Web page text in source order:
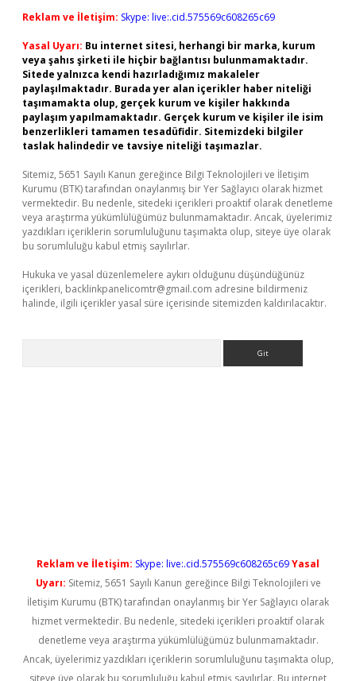
Reklam ve İletişim: Skype: live:.cid.575569c608265c69
Yasal Uyarı: Bu internet sitesi, herhangi bir marka, kurum
veya şahıs şirketi ile hiçbir bağlantısı bulunmamaktadır.
Sitede yalnızca kendi hazırladığımız makaleler
paylaşılmaktadır. Burada yer alan içerikler haber niteliği
taşımamakta olup, gerçek kurum ve kişiler hakkında
paylaşım yapılmamaktadır. Gerçek kurum ve kişiler ile isim
benzerlikleri tamamen tesadüfidir. Sitemizdeki bilgiler
taslak halindedir ve tavsiye niteliği taşımazlar.
Sitemiz, 5651 Sayılı Kanun gereğince Bilgi Teknolojileri ve İletişim
Kurumu (BTK) tarafından onaylanmış bir Yer Sağlayıcı olarak hizmet
vermektedir. Bu nedenle, sitedeki içerikleri proaktif olarak denetleme
veya araştırma yükümlülüğümüz bulunmamaktadır. Ancak, üyelerimiz
yazdıkları içeriklerin sorumluluğunu taşımakta olup, siteye üye olarak
bu sorumluluğu kabul etmiş sayılırlar.
Hukuka ve yasal düzenlemelere aykırı olduğunu düşündüğünüz
içerikleri, backlinkpanelicomtr@gmail.com adresine bildirmeniz
halinde, ilgili içerikler yasal süre içerisinde sitemizden kaldırılacaktır.
Reklam ve İletişim: Skype: live:.cid.575569c608265c69Yasal
Uyarı: Sitemiz, 5651 Sayılı Kanun gereğince Bilgi Teknolojileri ve
İletişim Kurumu (BTK) tarafından onaylanmış bir Yer Sağlayıcı olarak
hizmet vermektedir. Bu nedenle, sitedeki içerikleri proaktif olarak
denetleme veya araştırma yükümlülüğümüz bulunmamaktadır.
Ancak, üyelerimiz yazdıkları içeriklerin sorumluluğunu taşımakta olup,
siteye üye olarak bu sorumluluğu kabul etmiş sayılırlar. Bu internet